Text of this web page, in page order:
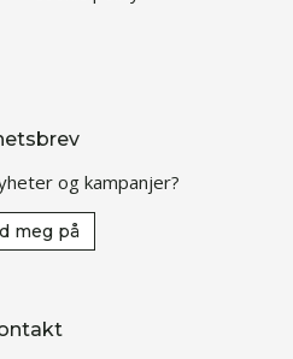
og kampanjer?
meg på